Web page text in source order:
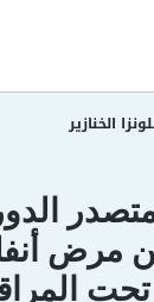
الخنازير
مرض